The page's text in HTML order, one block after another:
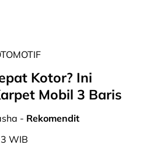
Kotor? Ini
Mobil 3 Baris
- Rekomendit
WIB